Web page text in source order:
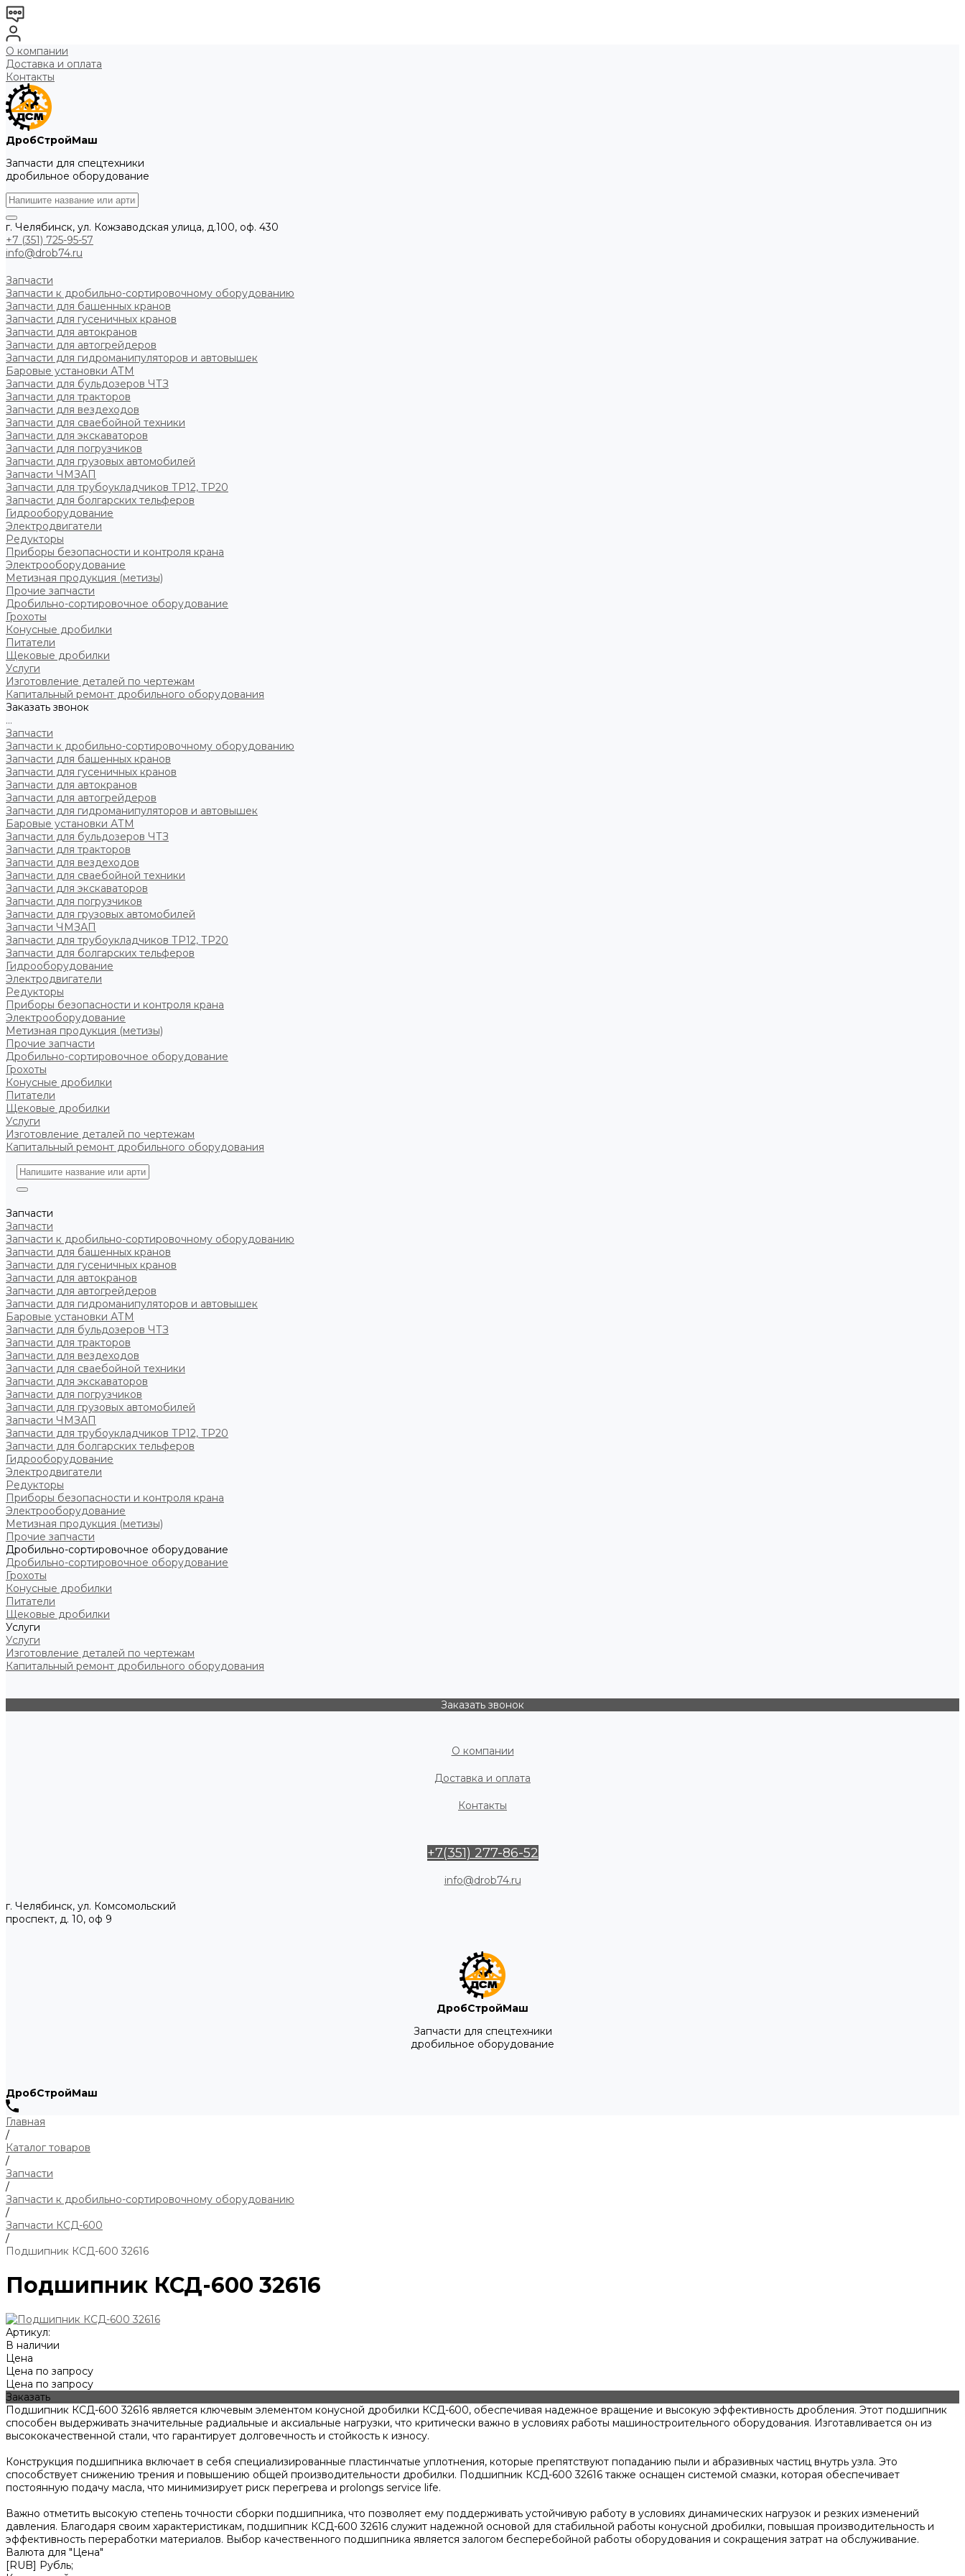
О компании
Доставка и оплата
Контакты
ДробСтройМаш
Запчасти для спецтехники
дробильное оборудование
г. Челябинск, ул. Кожзаводская улица, д.100, оф. 430
+7 (351) 725-95-57
info@drob74.ru
Запчасти
Запчасти к дробильно-сортировочному оборудованию
Запчасти для башенных кранов
Запчасти для гусеничных кранов
Запчасти для автокранов
Запчасти для автогрейдеров
Запчасти для гидроманипуляторов и автовышек
Баровые установки АТМ
Запчасти для бульдозеров ЧТЗ
Запчасти для тракторов
Запчасти для вездеходов
Запчасти для сваебойной техники
Запчасти для экскаваторов
Запчасти для погрузчиков
Запчасти для грузовых автомобилей
Запчасти ЧМЗАП
Запчасти для трубоукладчиков ТР12, ТР20
Запчасти для болгарских тельферов
Гидрооборудование
Электродвигатели
Редукторы
Приборы безопасности и контроля крана
Электрооборудование
Метизная продукция (метизы)
Прочие запчасти
Дробильно-сортировочное оборудование
Грохоты
Конусные дробилки
Питатели
Щековые дробилки
Услуги
Изготовление деталей по чертежам
Капитальный ремонт дробильного оборудования
Заказать звонок
...
Запчасти
Запчасти к дробильно-сортировочному оборудованию
Запчасти для башенных кранов
Запчасти для гусеничных кранов
Запчасти для автокранов
Запчасти для автогрейдеров
Запчасти для гидроманипуляторов и автовышек
Баровые установки АТМ
Запчасти для бульдозеров ЧТЗ
Запчасти для тракторов
Запчасти для вездеходов
Запчасти для сваебойной техники
Запчасти для экскаваторов
Запчасти для погрузчиков
Запчасти для грузовых автомобилей
Запчасти ЧМЗАП
Запчасти для трубоукладчиков ТР12, ТР20
Запчасти для болгарских тельферов
Гидрооборудование
Электродвигатели
Редукторы
Приборы безопасности и контроля крана
Электрооборудование
Метизная продукция (метизы)
Прочие запчасти
Дробильно-сортировочное оборудование
Грохоты
Конусные дробилки
Питатели
Щековые дробилки
Услуги
Изготовление деталей по чертежам
Капитальный ремонт дробильного оборудования
Запчасти
Запчасти
Запчасти к дробильно-сортировочному оборудованию
Запчасти для башенных кранов
Запчасти для гусеничных кранов
Запчасти для автокранов
Запчасти для автогрейдеров
Запчасти для гидроманипуляторов и автовышек
Баровые установки АТМ
Запчасти для бульдозеров ЧТЗ
Запчасти для тракторов
Запчасти для вездеходов
Запчасти для сваебойной техники
Запчасти для экскаваторов
Запчасти для погрузчиков
Запчасти для грузовых автомобилей
Запчасти ЧМЗАП
Запчасти для трубоукладчиков ТР12, ТР20
Запчасти для болгарских тельферов
Гидрооборудование
Электродвигатели
Редукторы
Приборы безопасности и контроля крана
Электрооборудование
Метизная продукция (метизы)
Прочие запчасти
Дробильно-сортировочное оборудование
Дробильно-сортировочное оборудование
Грохоты
Конусные дробилки
Питатели
Щековые дробилки
Услуги
Услуги
Изготовление деталей по чертежам
Капитальный ремонт дробильного оборудования
Заказать звонок
О компании
Доставка и оплата
Контакты
+7(351) 277-86-52
info@drob74.ru
г. Челябинск, ул. Комсомольский
проспект, д. 10, оф 9
ДробСтройМаш
Запчасти для спецтехники
дробильное оборудование
ДробСтройМаш
Главная
/
Каталог товаров
/
Запчасти
/
Запчасти к дробильно-сортировочному оборудованию
/
Запчасти КСД-600
/
Подшипник КСД-600 32616
Подшипник КСД-600 32616
Артикул:
В наличии
Цена
Цена по запросу
Цена по запросу
Заказать
Подшипник КСД-600 32616 является ключевым элементом конусной дробилки КСД-600, обеспечивая надежное вращение и высокую эффективность дробления. Этот подшипник
способен выдерживать значительные радиальные и аксиальные нагрузки, что критически важно в условиях работы машиностроительного оборудования. Изготавливается он из
высококачественной стали, что гарантирует долговечность и стойкость к износу.
Конструкция подшипника включает в себя специализированные пластинчатые уплотнения, которые препятствуют попаданию пыли и абразивных частиц внутрь узла. Это
способствует снижению трения и повышению общей производительности дробилки. Подшипник КСД-600 32616 также оснащен системой смазки, которая обеспечивает
постоянную подачу масла, что минимизирует риск перегрева и prolongs service life.
Важно отметить высокую степень точности сборки подшипника, что позволяет ему поддерживать устойчивую работу в условиях динамических нагрузок и резких изменений
давления. Благодаря своим характеристикам, подшипник КСД-600 32616 служит надежной основой для стабильной работы конусной дробилки, повышая производительность и
эффективность переработки материалов. Выбор качественного подшипника является залогом бесперебойной работы оборудования и сокращения затрат на обслуживание.
Валюта для "Цена"
[RUB] Рубль;